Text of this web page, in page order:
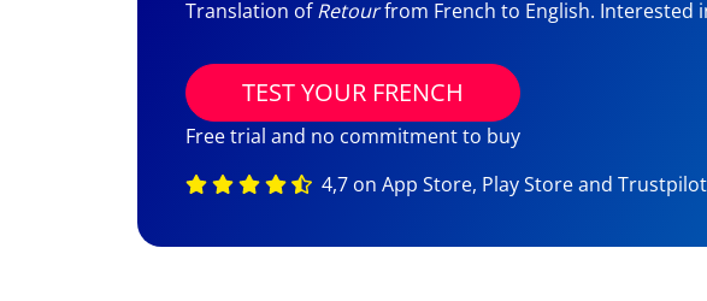
Translation ofRetourfrom French to English. Interested
TEST YOUR FRENCH
Free trial and no commitment to buy
4,7 on App Store, Play Store and